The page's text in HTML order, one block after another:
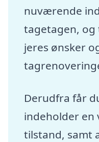
nuværende
tagetagen, og
jeres ønsker
Derudfra får
indeholder en
tilstand, samt